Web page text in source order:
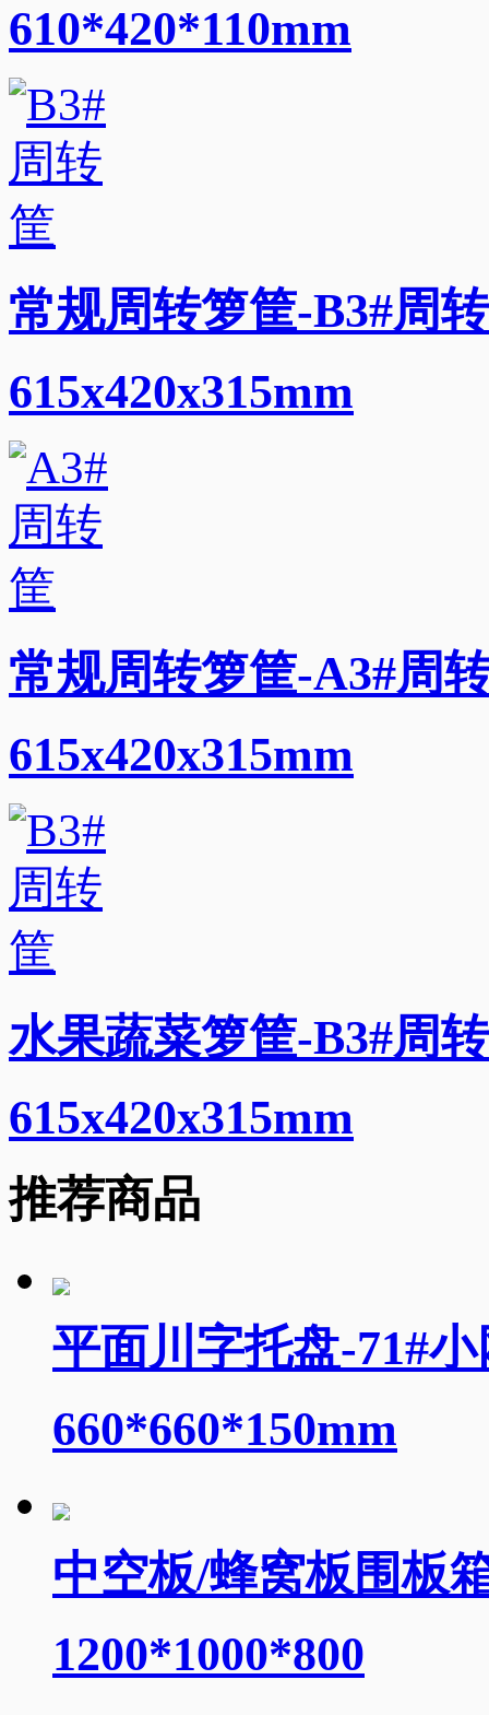
610*420*110mm
常规周转箩筐-B3#周
615x420x315mm
常规周转箩筐-A3#周
615x420x315mm
水果蔬菜箩筐-B3#周
615x420x315mm
推荐商品
平面川字托盘-71#
660*660*150mm
中空板/蜂窝板围板
1200*1000*800